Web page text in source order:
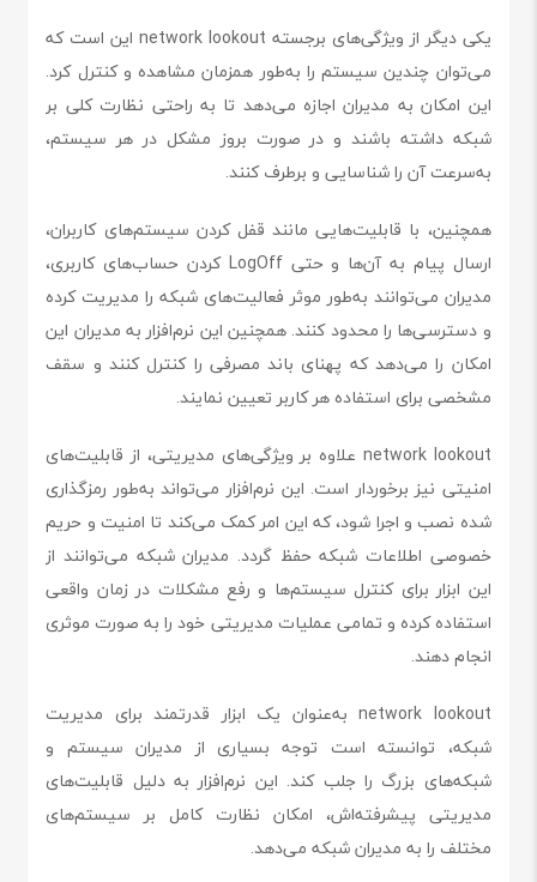
یکی دیگر از ویژگی‌های برجسته network lookout این است که
می‌توان چندین سیستم را به‌طور همزمان مشاهده و کنترل کرد.
این امکان به مدیران اجازه می‌دهد تا به راحتی نظارت کلی بر
شبکه داشته باشند و در صورت بروز مشکل در هر سیستم،
به‌سرعت آن را شناسایی و برطرف کنند.
همچنین، با قابلیت‌هایی مانند قفل کردن سیستم‌های کاربران،
ارسال پیام به آن‌ها و حتی LogOff کردن حساب‌های کاربری،
مدیران می‌توانند به‌طور موثر فعالیت‌های شبکه را مدیریت کرده
و دسترسی‌ها را محدود کنند. همچنین این نرم‌افزار به مدیران این
امکان را می‌دهد که پهنای باند مصرفی را کنترل کنند و سقف
مشخصی برای استفاده هر کاربر تعیین نمایند.
network lookout علاوه بر ویژگی‌های مدیریتی، از قابلیت‌های
امنیتی نیز برخوردار است. این نرم‌افزار می‌تواند به‌طور رمزگذاری
شده نصب و اجرا شود، که این امر کمک می‌کند تا امنیت و حریم
خصوصی اطلاعات شبکه حفظ گردد. مدیران شبکه می‌توانند از
این ابزار برای کنترل سیستم‌ها و رفع مشکلات در زمان واقعی
استفاده کرده و تمامی عملیات مدیریتی خود را به صورت موثری
انجام دهند.
network lookout به‌عنوان یک ابزار قدرتمند برای مدیریت
شبکه، توانسته است توجه بسیاری از مدیران سیستم و
شبکه‌های بزرگ را جلب کند. این نرم‌افزار به دلیل قابلیت‌های
مدیریتی پیشرفته‌اش، امکان نظارت کامل بر سیستم‌های
مختلف را به مدیران شبکه می‌دهد.